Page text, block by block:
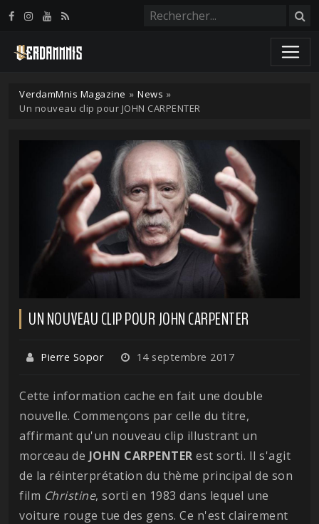
VerdamMnis Magazine » News »
Un nouveau clip pour JOHN CARPENTER
UN NOUVEAU CLIP POUR JOHN CARPENTER
Pierre Sopor 14 septembre 2017
Cette information cache en fait une double
nouvelle. Commençons par celle du titre,
affirmant qu'un nouveau clip illustrant un
morceau de JOHN CARPENTER est sorti. Il s'agit
de la réinterprétation du thème principal de son
film Christine, sorti en 1983 dans lequel une
voiture rouge tue des gens. Ce n'est clairement
Panneau de gestion des cookies